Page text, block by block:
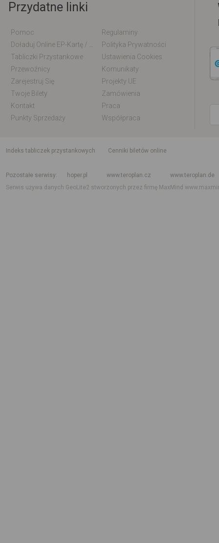
Przydatne linki
Pomoc
Regulaminy
Polityka Prywatności
Tabliczki Przystankowe
Ustawienia Cookies
Przewoźnicy
Komunikaty
Zarejestruj Się
Projekty UE
Twoje Bilety
Zamówienia
Kontakt
Praca
Punkty Sprzedaży
Współpraca
indeks tabliczek przystankowych
Cenniki biletów online
Pozostałe serwisy
hoper.pl www.teroplan.cz
www.teroplan.de
Serwis używa danych GeoLite2 stworzonych przez firmę MaxMind